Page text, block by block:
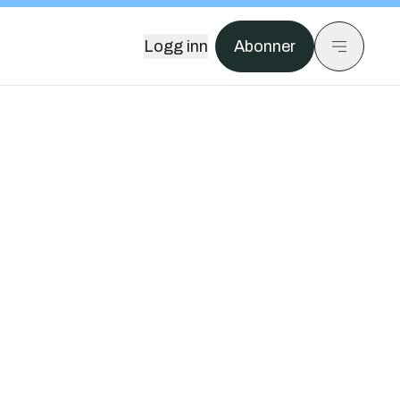
Logg inn Abonner